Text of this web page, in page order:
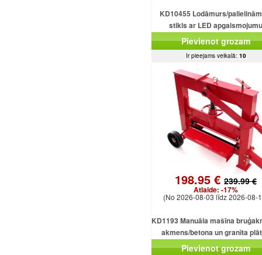
KD10455 Lodāmurs/
stikls ar LED apgaismojumu
Pievienot grozam
Ir pieejams veikalā: 10
198.95 € 239.99 €
Atlaide: -17%
(No 2026-08-03 līdz 2026-08-
KD1193 Manuāla mašīna
akmens/betona un granīta
griešanai
Pievienot grozam